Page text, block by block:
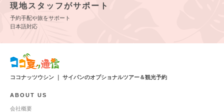
現地スタッフがサポート
予約手配や旅をサポート
日本語対応
ココナッツウシン ｜ サイパンのオプショナルツアー＆観光予約
ABOUT US
会社概要